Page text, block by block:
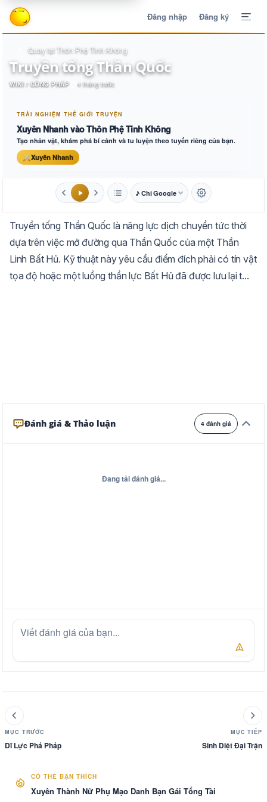
Đăng nhập Đăng ký
Quay lại Thôn Phệ Tinh Không
Truyền tống Thần Quốc
WIKI / CÔNG PHÁP 4 tháng trước
TRẢI NGHIỆM THẾ GIỚI TRUYỆN
Xuyên Nhanh vào Thôn Phệ Tinh Không
Tạo nhân vật, khám phá bí cảnh và tu luyện theo tuyến riêng của bạn.
⚔Xuyên Nhanh
♪ Chị Google
Mặc định
Trắng Ngà Vàng
Truyền tống Thần Quốc là năng lực dịch chuyển tức thời
dựa trên việc mở đường qua Thần Quốc của một Thần
Linh Bất Hủ. Kỹ thuật này yêu cầu điểm đích phải có tín vật
tọa độ hoặc một luồng thần lực Bất Hủ đã được lưu lại t...
Đánh giá & Thảo luận 4 đánh giá
Đang tải đánh giá...
MỤC TRƯỚC
Dĩ Lực Phá Pháp
MỤC TIẾP
Sinh Diệt Đại Trận
CÓ THỂ BẠN THÍCH
Xuyên Thành Nữ Phụ Mạo Danh Bạn Gái Tổng Tài